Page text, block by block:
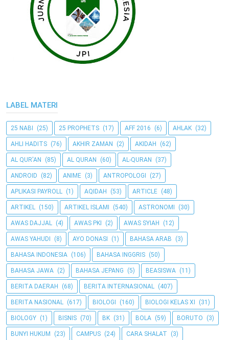
LABEL MATERI
25 NABI (25) 25 PROPHETS (17) AFF 2016 (6) AHLAK (32)
AHLI HADITS (76) AKHIR ZAMAN (2) AKIDAH (62)
AL QUR'AN (85) AL QURAN (60) AL-QURAN (37)
ANDROID (82) ANIME (3) ANTROPOLOGI (27)
APLIKASI PAYROLL (1) AQIDAH (53) ARTICLE (48)
ARTIKEL (150) ARTIKEL ISLAMI (540) ASTRONOMI (30)
AWAS DAJJAL (4) AWAS PKI (2) AWAS SYIAH (12)
AWAS YAHUDI (8) AYO DONASI (1) BAHASA ARAB (3)
BAHASA INDONESIA (106) BAHASA INGGRIS (50)
BAHASA JAWA (2) BAHASA JEPANG (5) BEASISWA (11)
BERITA DAERAH (68) BERITA INTERNASIONAL (407)
BERITA NASIONAL (617) BIOLOGI (160) BIOLOGI KELAS XI (31)
BIOLOGY (1) BISNIS (70) BK (31) BOLA (59) BORUTO (3)
BUNYI HUKUM (23) CAMPUS (24) CARA SHALAT (3)